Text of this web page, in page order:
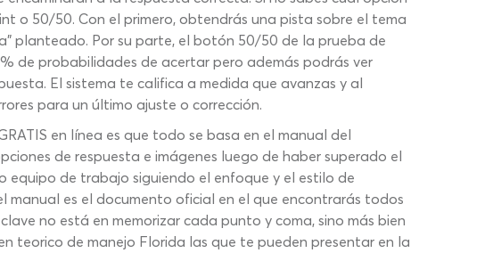
o 50/50. Con el primero, obtendrás una pista sobre el tema
planteado. Por su parte, el botón 50/50 de la prueba de
de probabilidades de acertar pero además podrás ver
El sistema te califica a medida que avanzas y al
para un último ajuste o corrección.
en línea es que todo se basa en el manual del
de respuesta e imágenes luego de haber superado el
equipo de trabajo siguiendo el enfoque y el estilo de
manual es el documento oficial en el que encontrarás todos
no está en memorizar cada punto y coma, sino más bien
teorico de manejo Florida las que te pueden presentar en la